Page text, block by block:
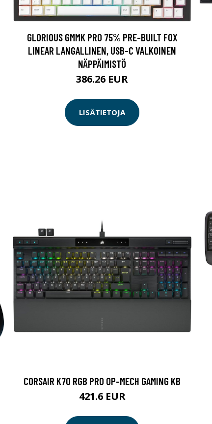
GLORIOUS GMMK PRO 75% PRE-BUILT FOX
LINEAR LANGALLINEN, USB-C VALKOINEN
NÄPPÄIMISTÖ
386.26 EUR
LISÄTIETOJA
CORSAIR K70 RGB PRO OP-MECH GAMING KB
421.6 EUR